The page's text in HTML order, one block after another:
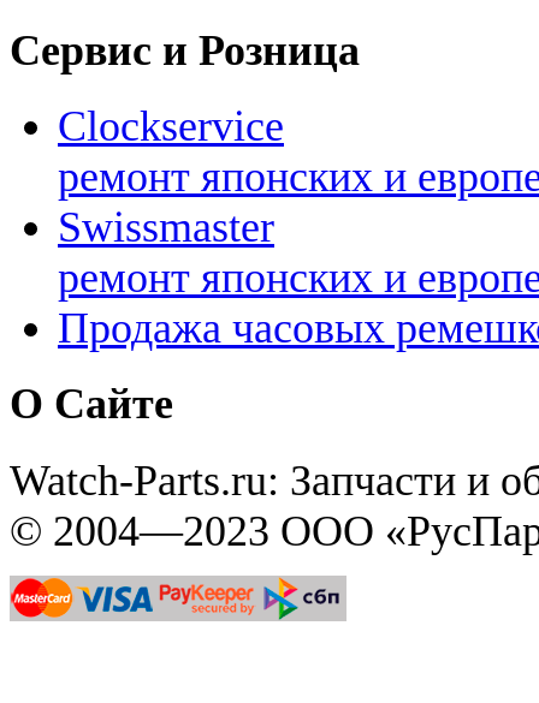
Сервис и Розница
Clockservice
ремонт японских и
Swissmaster
ремонт японских и
Продажа часовых
О Сайте
Watch-Parts.ru: Запчасти и
© 2004—2023 ООО